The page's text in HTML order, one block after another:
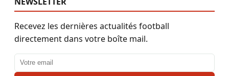
Recevez les dernières actualités football
directement dans votre boîte mail.
Adresse email